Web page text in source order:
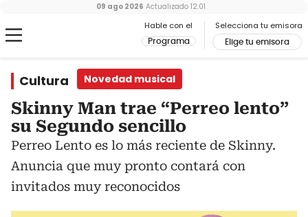
Hable con el
Programa
Selecciona tu emisora
Elige tu emisora
09 ago 2026 Actualizado 12:01
Cultura Novedad musical
Skinny Man trae “Perreo lento”
su Segundo sencillo
Perreo Lento es lo más reciente de Skinny.
Anuncia que muy pronto contará con
invitados muy reconocidos